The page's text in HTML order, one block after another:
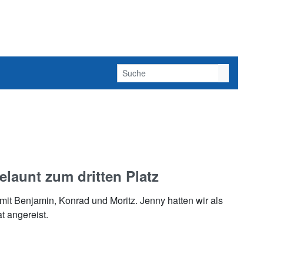
zum dritten Platz
Benjamin, Konrad und Moritz. Jenny hatten wir als
angereist.